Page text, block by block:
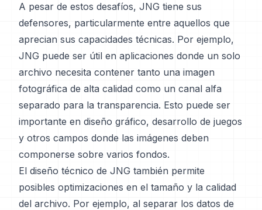
A pesar de estos desafíos, JNG tiene sus
defensores, particularmente entre aquellos que
aprecian sus capacidades técnicas. Por ejemplo,
JNG puede ser útil en aplicaciones donde un solo
archivo necesita contener tanto una imagen
fotográfica de alta calidad como un canal alfa
separado para la transparencia. Esto puede ser
importante en diseño gráfico, desarrollo de juegos
y otros campos donde las imágenes deben
componerse sobre varios fondos.
El diseño técnico de JNG también permite
posibles optimizaciones en el tamaño y la calidad
del archivo. Por ejemplo, al separar los datos de